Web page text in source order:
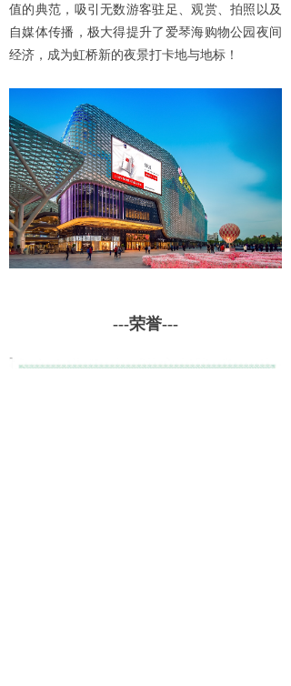
值的典范，吸引无数游客驻足、观赏、拍照以及
自媒体传播，极大得提升了爱琴海购物公园夜间
经济，成为虹桥新的夜景打卡地与地标！
---荣誉---